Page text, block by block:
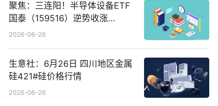
聚焦：三连阳！半导体设备ETF
国泰（159516）逆势收涨
3.5%，近10日累计净流入超65
2026-06-26
生意社：6月26日 四川地区金属
硅421#硅价格行情
2026-06-26